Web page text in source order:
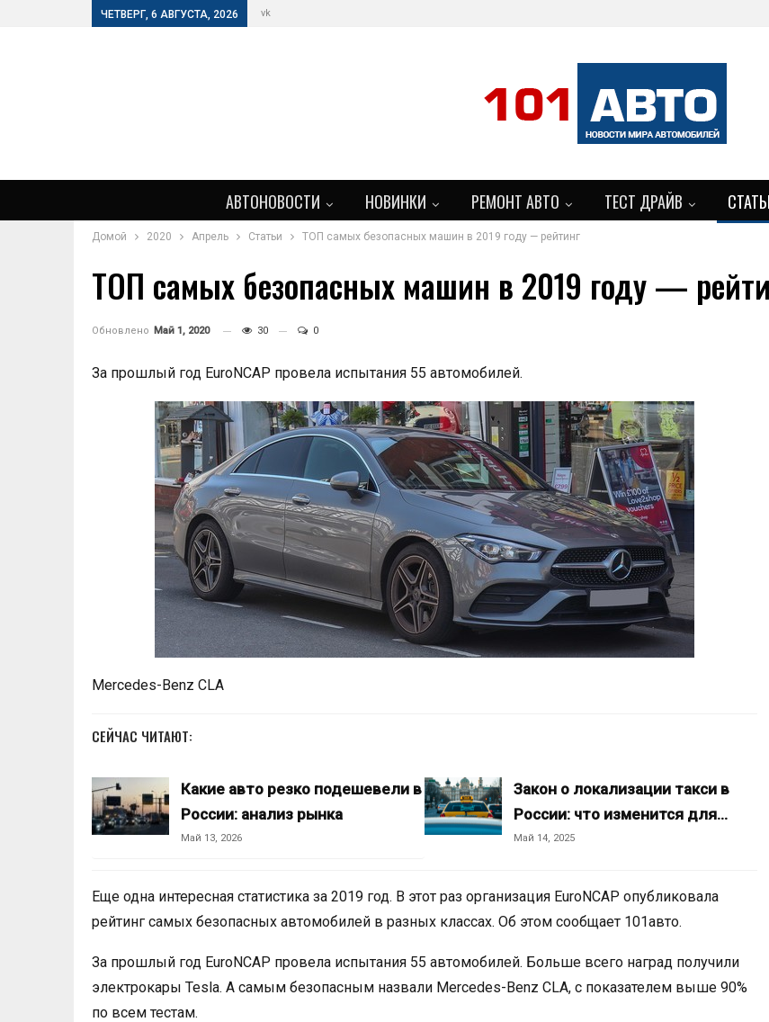
ЧЕТВЕРГ, 6 АВГУСТА, 2026 vk
АВТОНОВОСТИ НОВИНКИ РЕМОНТ АВТО ТЕСТ ДРАЙВ
БОЛЬШЕ
Домой 2020 Апрель Статьи ТОП самых безопасных машин в 2019 году — рейтинг
ТОП самых безопасных машин в 2019 году —
Обновлено Май 1, 2020 30 0
За прошлый год EuroNCAP провела испытания 55 автомобилей.
Mercedes-Benz CLA
СЕЙЧАС ЧИТАЮТ:
Какие авто резко подешевели в
России: анализ рынка
Май 13, 2026
Закон о локализации такси в
России: что изменится для…
Май 14, 2025
Еще одна интересная статистика за 2019 год. В этот раз организация EuroNCAP опубликовала
рейтинг самых безопасных автомобилей в разных классах. Об этом сообщает 101авто.
За прошлый год EuroNCAP провела испытания 55 автомобилей. Больше всего наград получили
электрокары Tesla. А самым безопасным назвали Mercedes-Benz CLA, с показателем выше 90%
по всем тестам.